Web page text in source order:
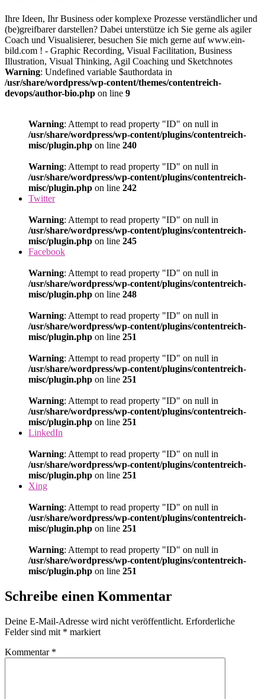
Ihre Ideen, Ihr Business oder komplexe Prozesse verständlicher und
(be)greifbarer darstellen? Dabei unterstütze ich Sie gerne als agiler
Coach und Visualisierer, besuchen Sie mich gerne auf www.ein-
bild.com ! - Graphic Recording, Visual Facilitation, Business
Illustration, Visual Thinking, Agil Coaching und Sketchnotes
Warning: Undefined variable $authordata in
/usr/share/wordpress/wp-content/themes/contentreich-
devops/author-bio.php on line 9
Warning: Attempt to read property "ID" on null in
/usr/share/wordpress/wp-content/plugins/contentreich-
misc/plugin.php on line 240
Warning: Attempt to read property "ID" on null in
/usr/share/wordpress/wp-content/plugins/contentreich-
misc/plugin.php on line 242
Twitter
Warning: Attempt to read property "ID" on null in
/usr/share/wordpress/wp-content/plugins/contentreich-
misc/plugin.php on line 245
Facebook
Warning: Attempt to read property "ID" on null in
/usr/share/wordpress/wp-content/plugins/contentreich-
misc/plugin.php on line 248
Warning: Attempt to read property "ID" on null in
/usr/share/wordpress/wp-content/plugins/contentreich-
misc/plugin.php on line 251
Warning: Attempt to read property "ID" on null in
/usr/share/wordpress/wp-content/plugins/contentreich-
misc/plugin.php on line 251
Warning: Attempt to read property "ID" on null in
/usr/share/wordpress/wp-content/plugins/contentreich-
misc/plugin.php on line 251
LinkedIn
Warning: Attempt to read property "ID" on null in
/usr/share/wordpress/wp-content/plugins/contentreich-
misc/plugin.php on line 251
Xing
Warning: Attempt to read property "ID" on null in
/usr/share/wordpress/wp-content/plugins/contentreich-
misc/plugin.php on line 251
Warning: Attempt to read property "ID" on null in
/usr/share/wordpress/wp-content/plugins/contentreich-
misc/plugin.php on line 251
Schreibe einen Kommentar
Deine E-Mail-Adresse wird nicht veröffentlicht. Erforderliche
Felder sind mit * markiert
Kommentar *